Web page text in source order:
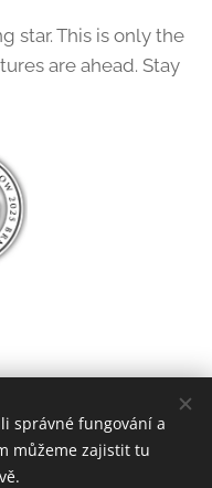
star. This is only the
are ahead. Stay
správné fungování a
můžeme zajistit tu